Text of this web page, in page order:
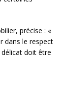
précise : «
dans le respect
doit être